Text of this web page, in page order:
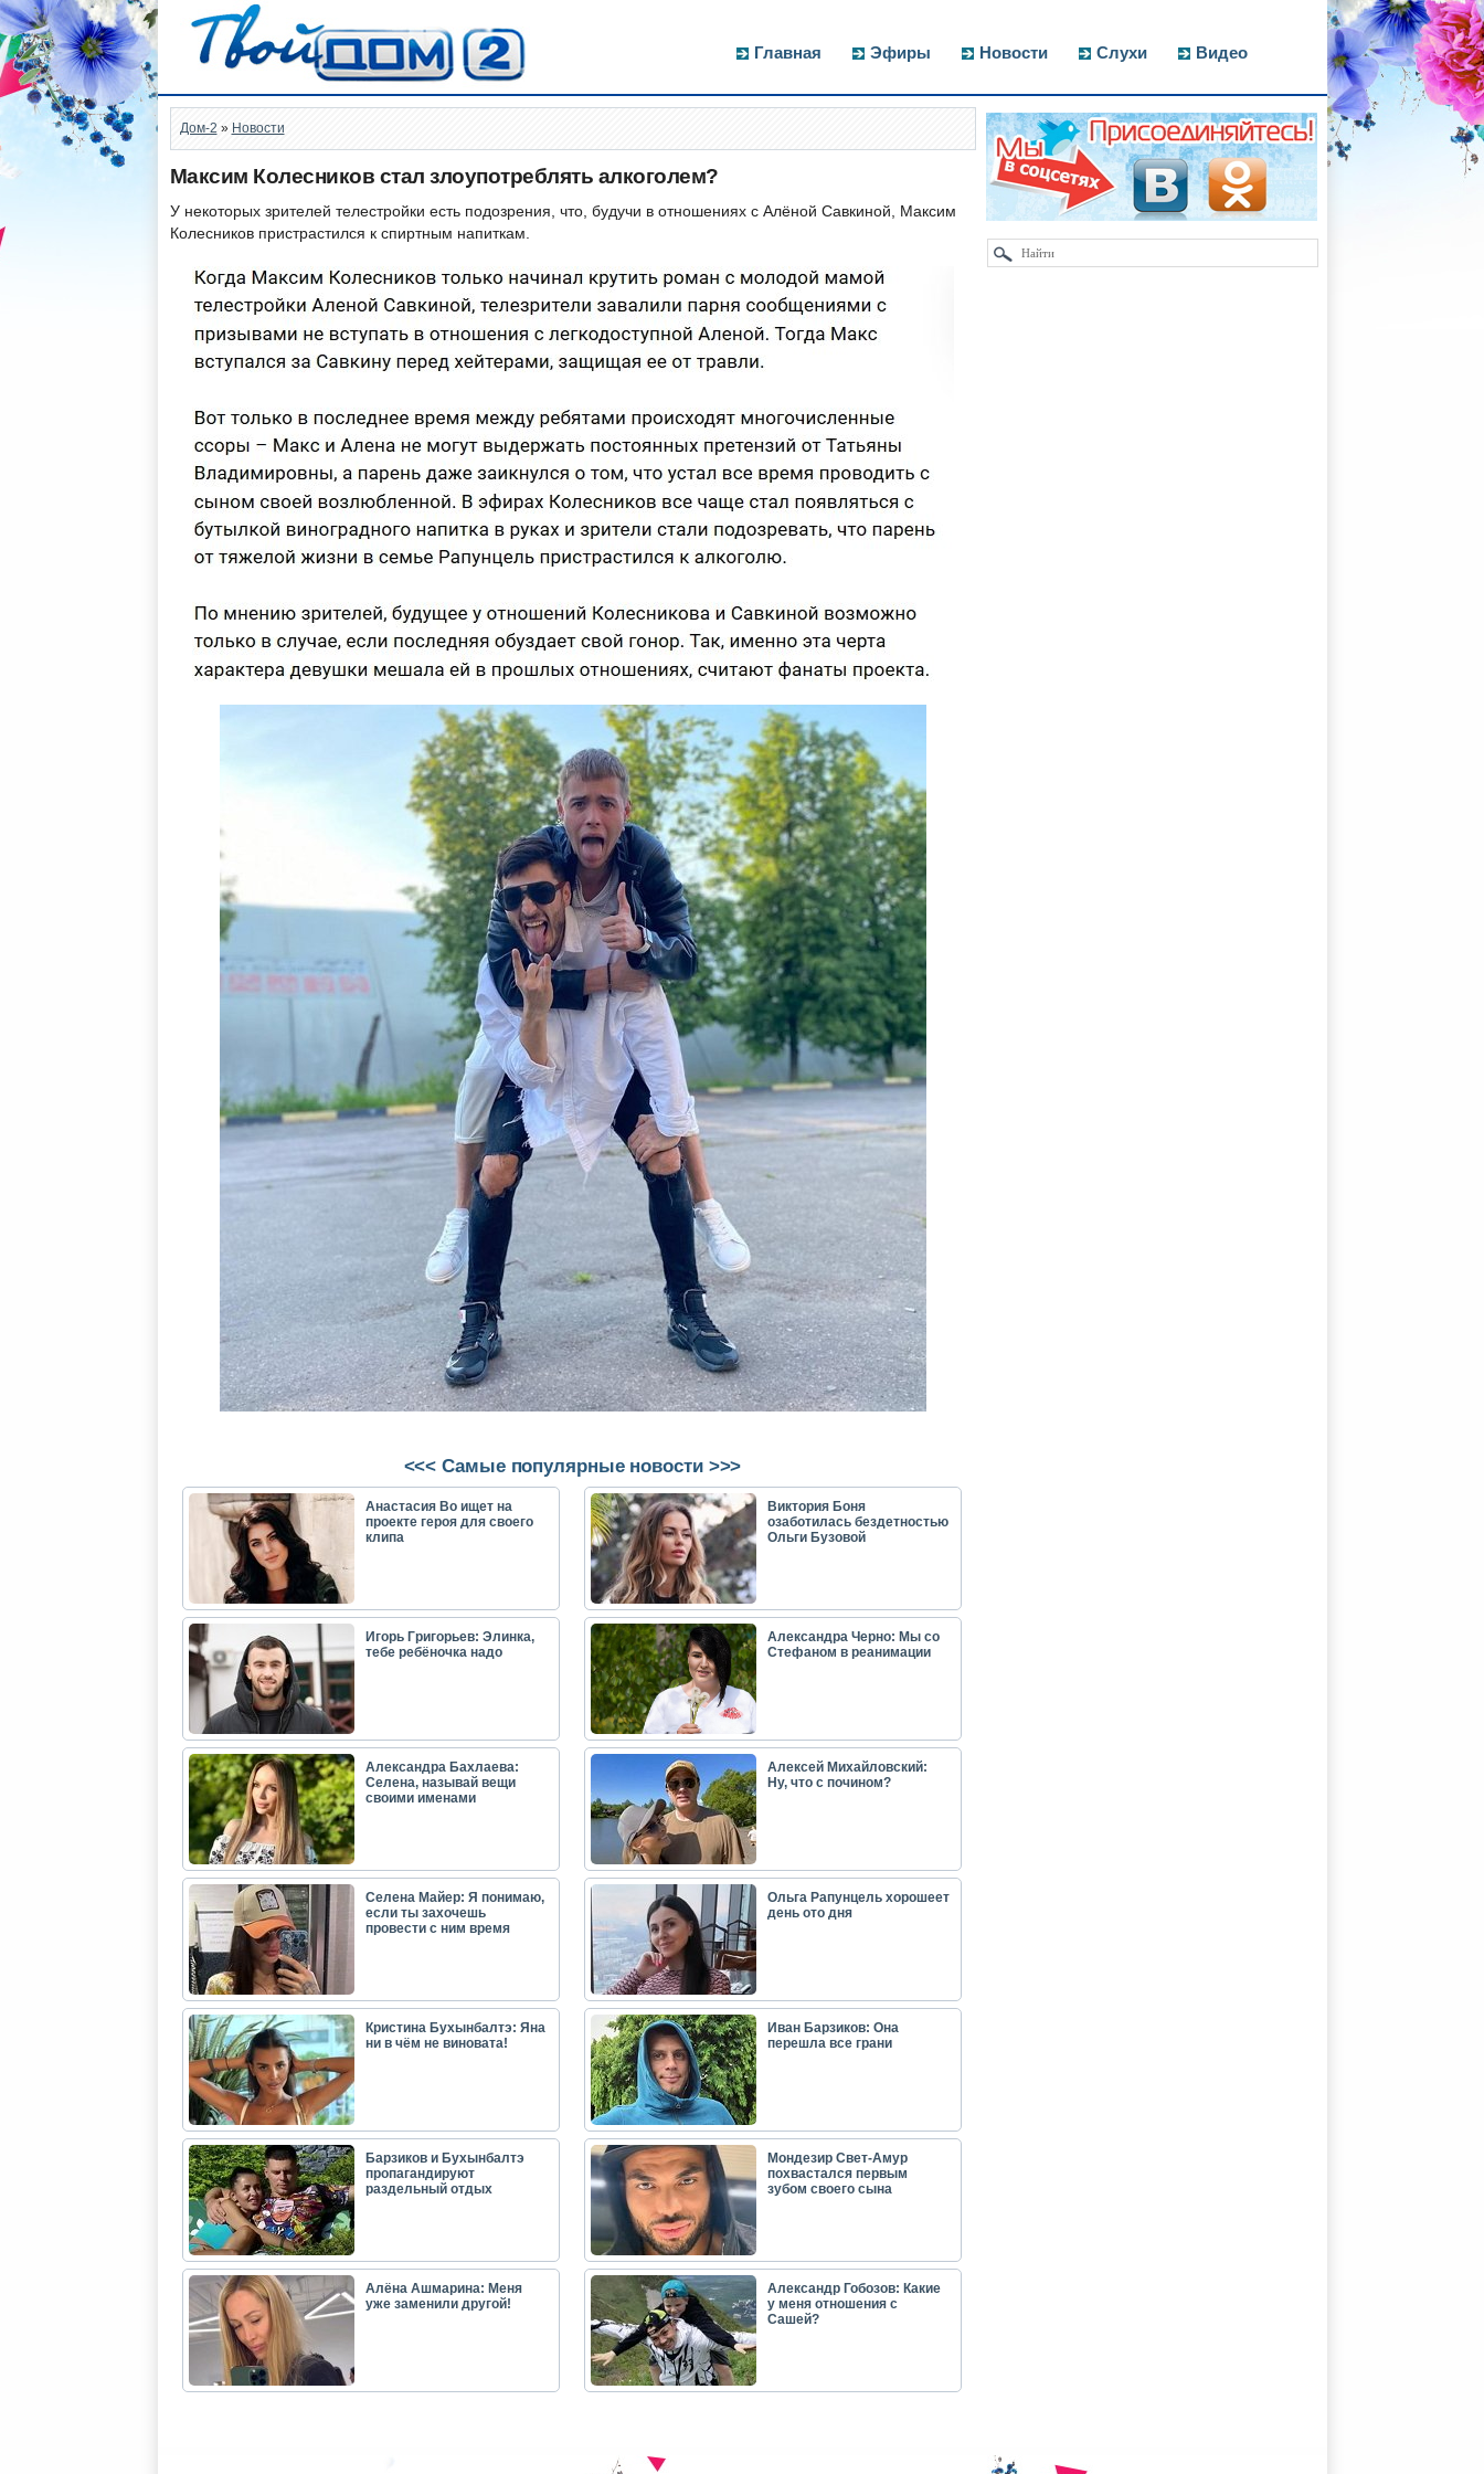
Главная Эфиры Новости Слухи Видео
Дом-2 » Новости
Максим Колесников стал злоупотреблять алкоголем?
У некоторых зрителей телестройки есть подозрения, что, будучи в отношениях с Алёной Савкиной, Максим
Колесников пристрастился к спиртным напиткам.
<<< Самые популярные новости >>>
Анастасия Во ищет на
проекте героя для своего
клипа
Виктория Боня
озаботилась бездетностью
Ольги Бузовой
Игорь Григорьев: Элинка,
тебе ребёночка надо
Александра Черно: Мы со
Стефаном в реанимации
Александра Бахлаева:
Селена, называй вещи
своими именами
Алексей Михайловский:
Ну, что с почином?
Селена Майер: Я понимаю,
если ты захочешь
провести с ним время
Ольга Рапунцель хорошеет
день ото дня
Кристина Бухынбалтэ: Яна
ни в чём не виновата!
Иван Барзиков: Она
перешла все грани
Барзиков и Бухынбалтэ
пропагандируют
раздельный отдых
Мондезир Свет-Амур
похвастался первым
зубом своего сына
Алёна Ашмарина: Меня
уже заменили другой!
Александр Гобозов: Какие
у меня отношения с
Сашей?